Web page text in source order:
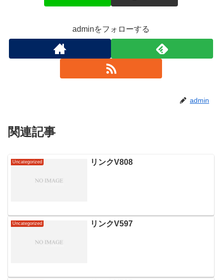
adminをフォローする
admin
関連記事
Uncategorized リンクV808
Uncategorized リンクV597